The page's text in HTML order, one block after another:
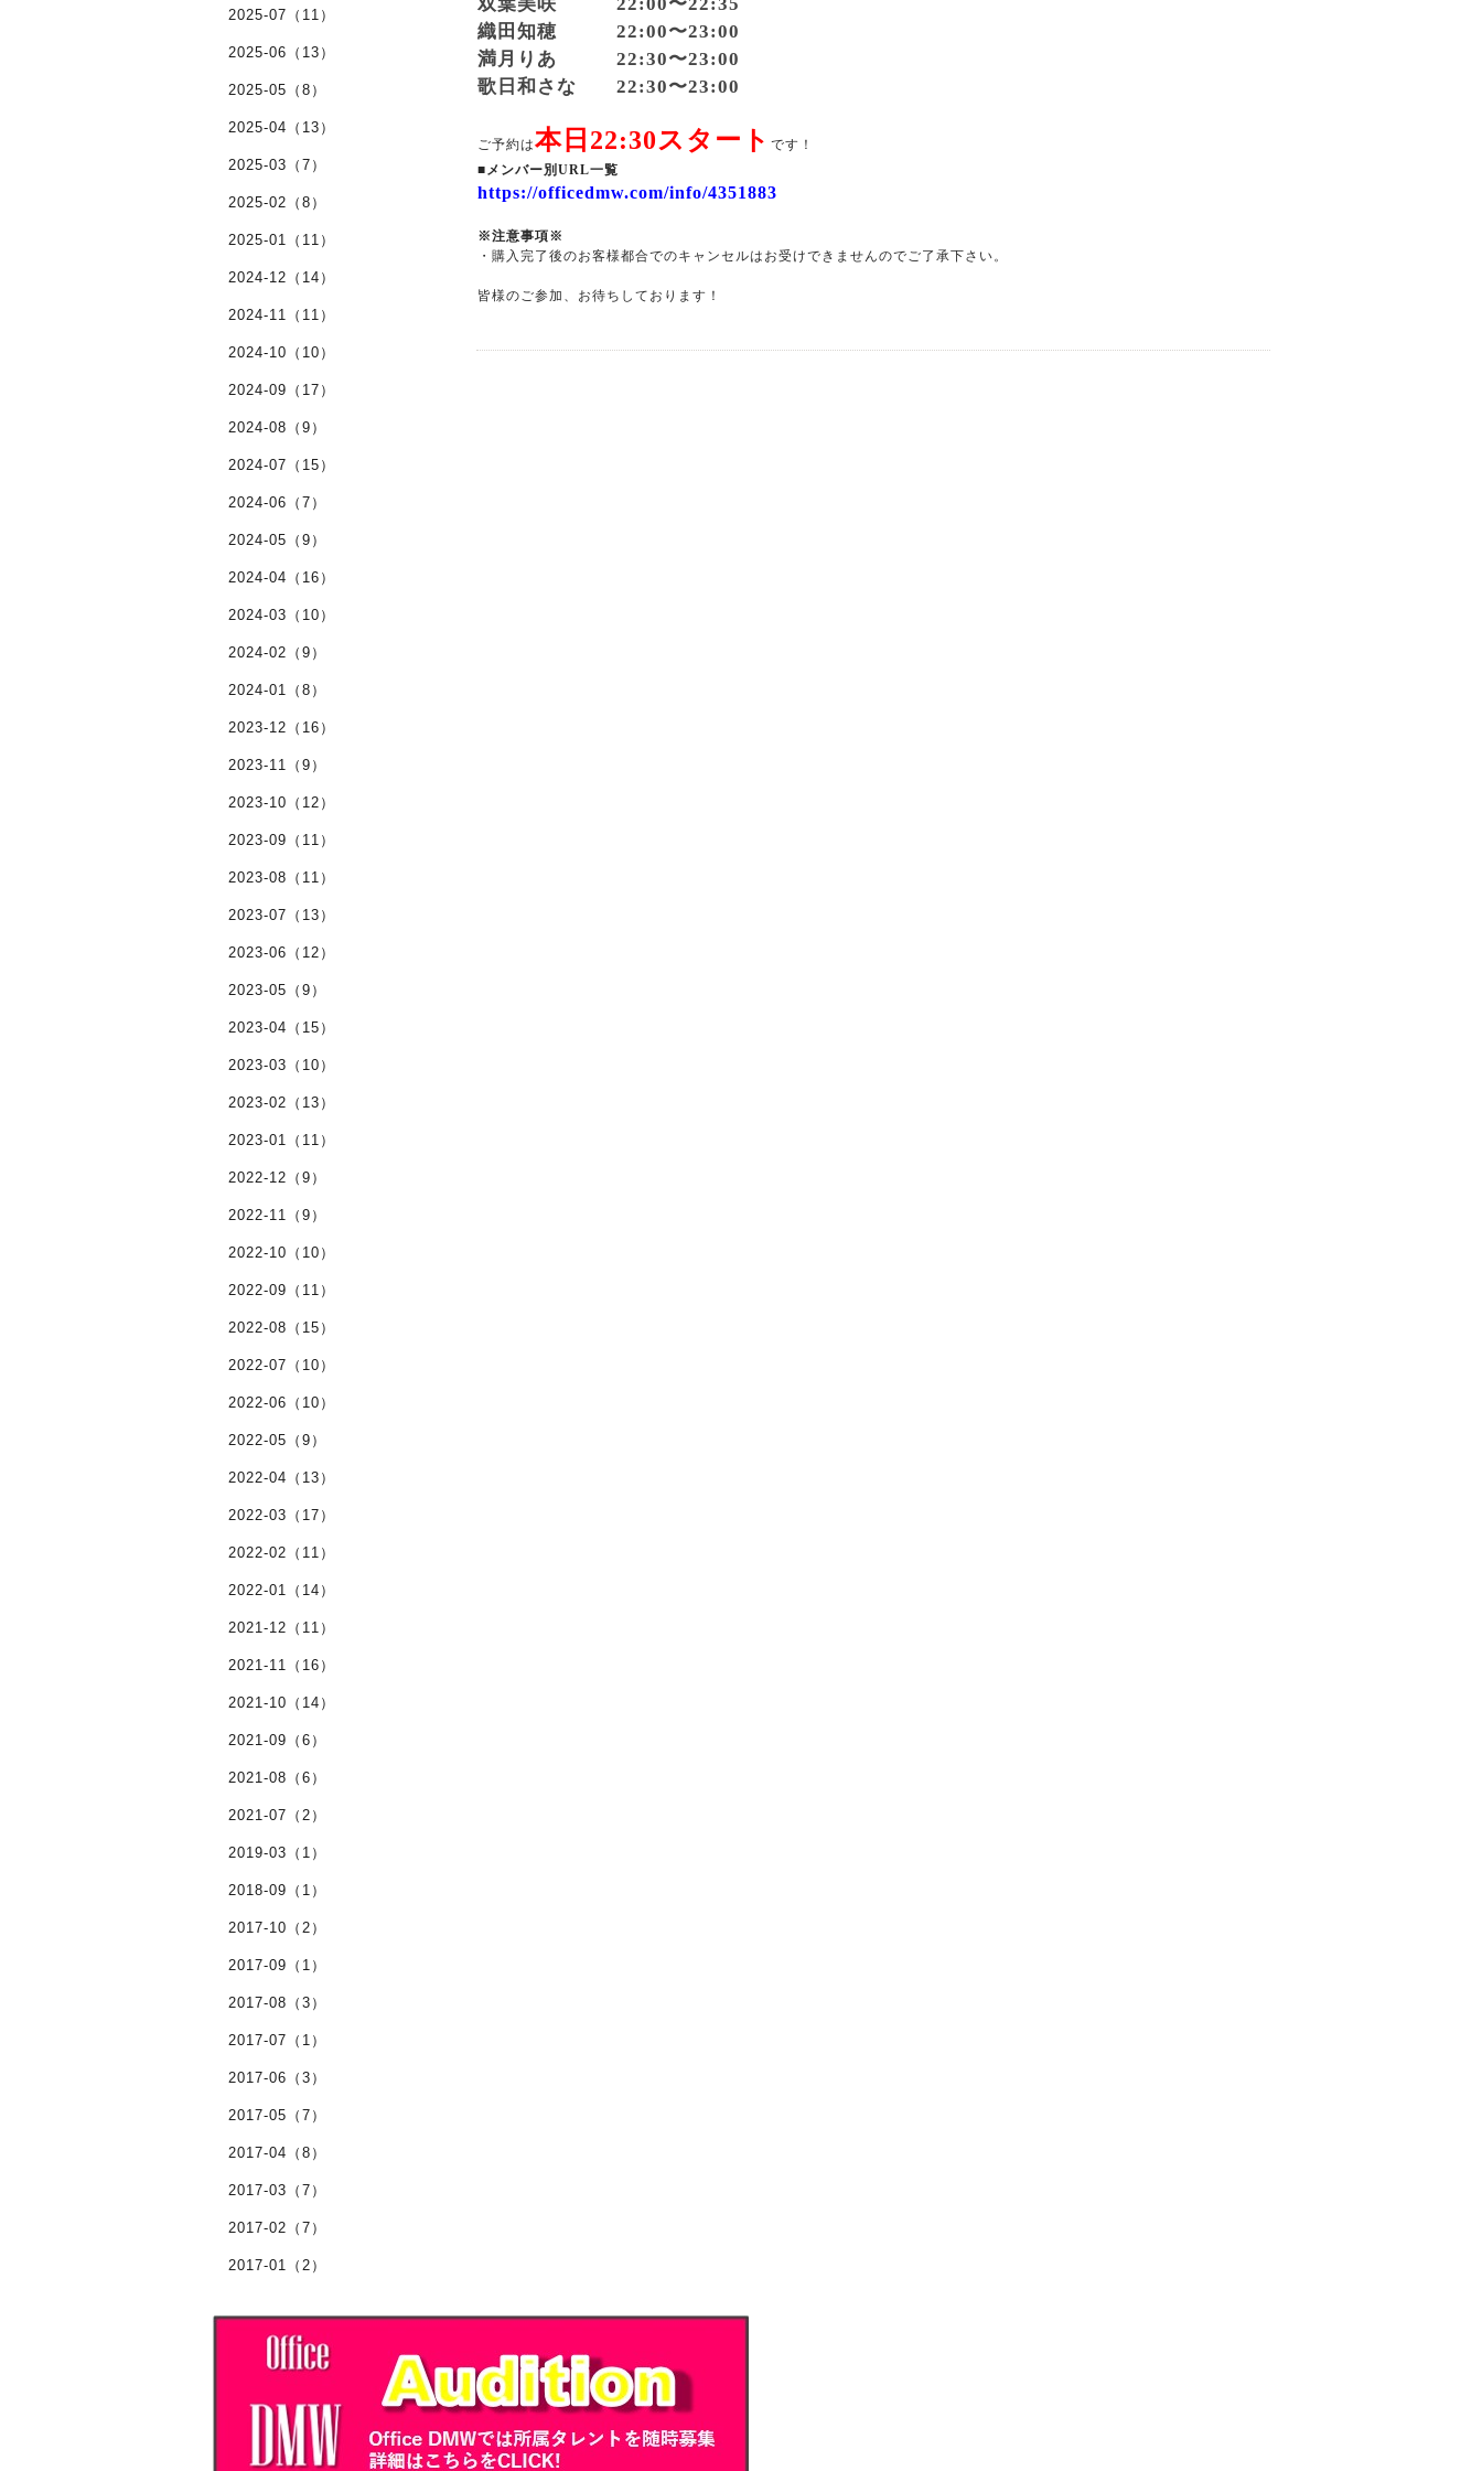
織田知穂 22:00〜23:00
満月りあ 22:30〜23:00
歌日和さな 22:30〜23:00
ご予約は本日22:30スタート です！
■メンバー別URL一覧
https://officedmw.com/info/4351883
※注意事項※
・購入完了後のお客様都合でのキャンセルはお受けできませんのでご了承下さい。
皆様のご参加、お待ちしております！
2025-07（11）
2025-06（13）
2025-05（8）
2025-04（13）
2025-03（7）
2025-02（8）
2025-01（11）
2024-12（14）
2024-11（11）
2024-10（10）
2024-09（17）
2024-08（9）
2024-07（15）
2024-06（7）
2024-05（9）
2024-04（16）
2024-03（10）
2024-02（9）
2024-01（8）
2023-12（16）
2023-11（9）
2023-10（12）
2023-09（11）
2023-08（11）
2023-07（13）
2023-06（12）
2023-05（9）
2023-04（15）
2023-03（10）
2023-02（13）
2023-01（11）
2022-12（9）
2022-11（9）
2022-10（10）
2022-09（11）
2022-08（15）
2022-07（10）
2022-06（10）
2022-05（9）
2022-04（13）
2022-03（17）
2022-02（11）
2022-01（14）
2021-12（11）
2021-11（16）
2021-10（14）
2021-09（6）
2021-08（6）
2021-07（2）
2019-03（1）
2018-09（1）
2017-10（2）
2017-09（1）
2017-08（3）
2017-07（1）
2017-06（3）
2017-05（7）
2017-04（8）
2017-03（7）
2017-02（7）
2017-01（2）